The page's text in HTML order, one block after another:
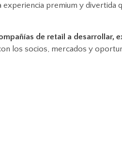
premium y divertida
de retail a desarrollar,
los socios, mercados y